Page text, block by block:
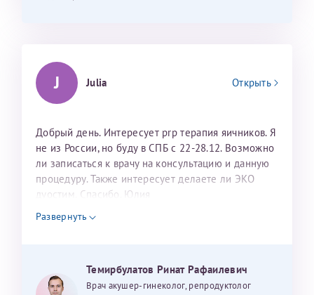
J Julia Открыть
Добрый день. Интересует prp терапия яичников. Я
не из России, но буду в СПБ с 22-28.12. Возможно
ли записаться к врачу на консультацию и данную
процедуру. Также интересует делаете ли ЭКО
дуостим. Спасибо. Юлия
Развернуть
Темирбулатов Ринат Рафаилевич
Врач акушер-гинеколог, репродуктолог